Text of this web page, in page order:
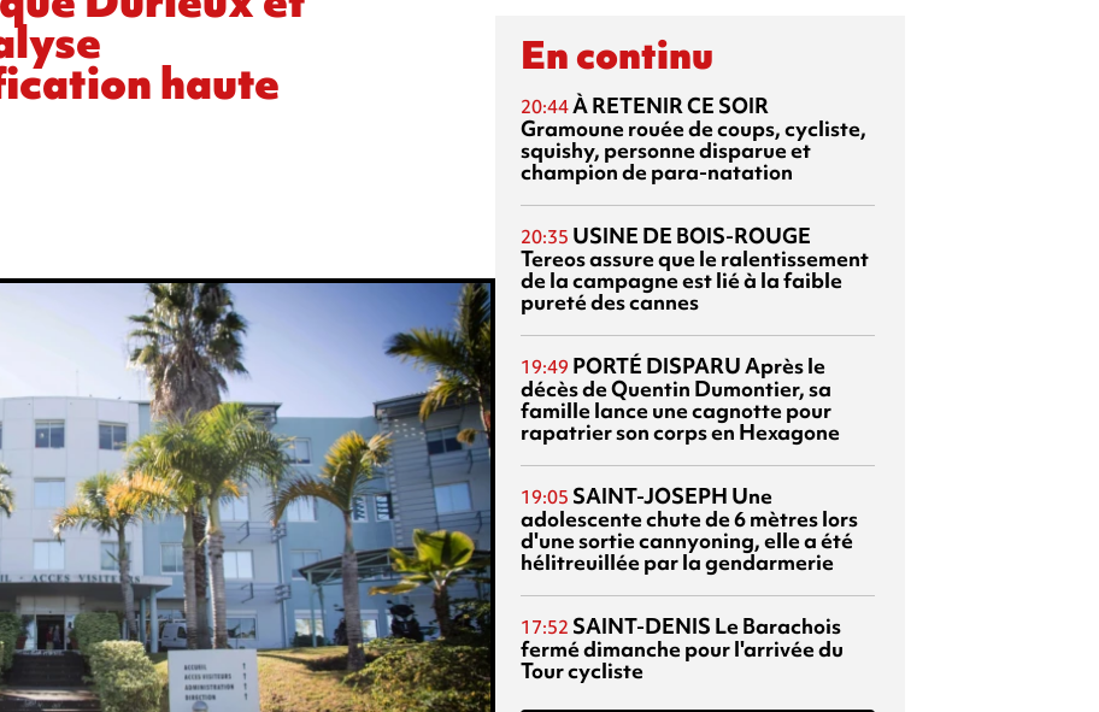
haute En continu
20:44À RETENIR CE SOIR
Gramoune rouée de coups, cycliste,
squishy, personne disparue et
champion de para-natation
20:35 USINE DE BOIS-ROUGE
Tereos assure que le ralentissement
de la campagne est lié à la faible
pureté des cannes
19:49 PORTÉ DISPARUAprès le
décès de Quentin Dumontier, sa
famille lance une cagnotte pour
rapatrier son corps en Hexagone
19:05 SAINT-JOSEPH Une
adolescente chute de 6 mètres lors
d'une sortie cannyoning, elle a été
hélitreuillée par la gendarmerie
17:52 SAINT-DENIS Le Barachois
fermé dimanche pour l'arrivée du
Tour cycliste